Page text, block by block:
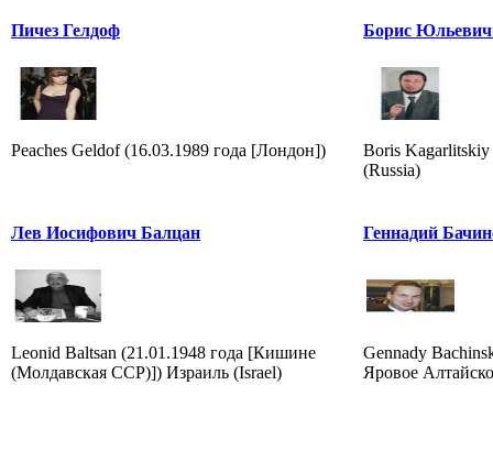
Пичез Гелдоф
Peaches Geldof (16.03.1989 года [Лондон])
Борис
Boris Kagarlitskiy
(Russia)
Лев Иосифович Балцан
Leonid Baltsan (21.01.1948 года [Кишине
(Молдавская ССР)]) Израиль (Israel)
Геннадий
Gennady
Яровое